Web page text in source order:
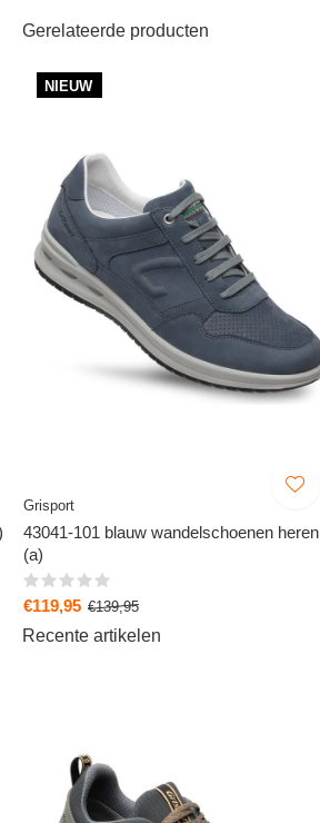
Gerelateerde producten
NIEUW
Grisport
43041-101 blauw wandelschoenen heren
(a)
€119,95 €139,95
Recente artikelen